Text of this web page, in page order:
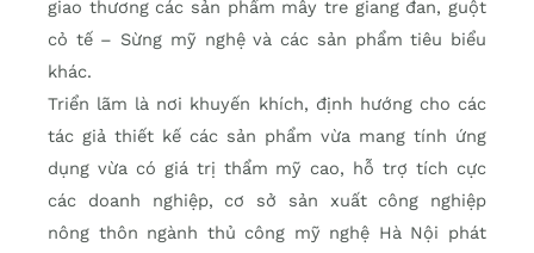
giao thương các sản phẩm mây tre giang đan, guột
cỏ tế – Sừng mỹ nghệ và các sản phẩm tiêu biểu
khác.
Triển lãm là nơi khuyến khích, định hướng cho các
tác giả thiết kế các sản phẩm vừa mang tính ứng
dụng vừa có giá trị thẩm mỹ cao, hỗ trợ tích cực
các doanh nghiệp, cơ sở sản xuất công nghiệp
nông thôn ngành thủ công mỹ nghệ Hà Nội phát